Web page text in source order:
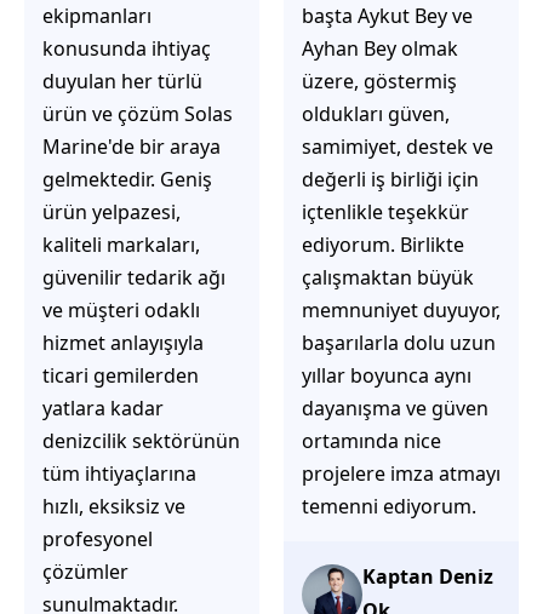
başta Aykut Bey ve
Ayhan Bey olmak
üzere, göstermiş
oldukları güven,
samimiyet, destek ve
değerli iş birliği için
içtenlikle teşekkür
ediyorum. Birlikte
çalışmaktan büyük
memnuniyet duyuyor,
başarılarla dolu uzun
yıllar boyunca aynı
dayanışma ve güven
ortamında nice
projelere imza atmayı
temenni ediyorum.
Kaptan Deniz
çalıştığınızda,
işlerinin gerçekten
çözüm üretmeye
odaklı olduğunu
hemen fark
ediyorsunuz.
İhtiyaçlarınıza hızlı ve
doğru çözümler
sunmaya çalışıyorlar.
Müşteri
memnuniyetini ön
planda tutan
yaklaşımları, ilgili
iletişimleri ve
güvenilir hizmet
anlayışları sayesinde
başarılı bir ekip
olduklarını